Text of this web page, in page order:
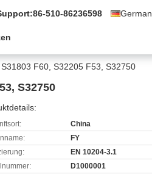
German
86-510-86236598
F60, S32205 F53, S32750
S32750
China
FY
EN 10204-3.1
D1000001